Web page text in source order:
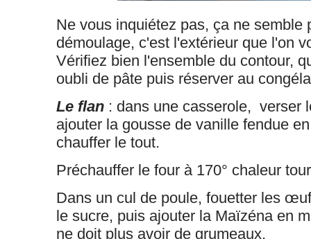
Ne vous inquiétez pas, ça ne semble
démoulage, c'est l'extérieur que l'on
Vérifiez bien l'ensemble du contour,
oubli de pâte puis réserver au
Le flan : dans une casserole, verser
ajouter la gousse de vanille fendue
chauffer le tout.
Préchauffer le four à 170° chaleur
Dans un cul de poule, fouetter les
le sucre, puis ajouter la Maïzéna en
ne doit plus avoir de grumeaux.